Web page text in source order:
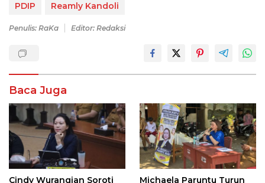
PDIP Reamly Kandoli
Penulis: RaKa Editor: Redaksi
Baca Juga
Cindy Wurangian Soroti Michaela Paruntu Turun